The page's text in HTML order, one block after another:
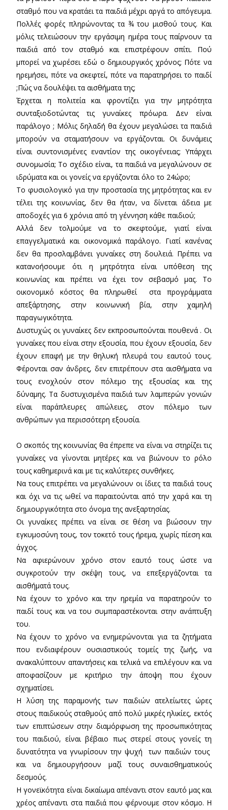
σταθμό που να κρατάει τα παιδιά μέχρι αργά το απόγευμα.
Πολλές φορές πληρώνοντας τα ¾ του μισθού τους. Και
μόλις τελειώσουν την εργάσιμη ημέρα τους παίρνουν τα
παιδιά από τον σταθμό και επιστρέφουν σπίτι. Πού
μπορεί να χωρέσει εδώ ο δημιουργικός χρόνος; Πότε να
ηρεμήσει, πότε να σκεφτεί, πότε να παρατηρήσει το παιδί
;Πώς να δουλέψει τα αισθήματα της;
Έρχεται η πολιτεία και φροντίζει για την μητρότητα
συνταξιοδοτώντας τις γυναίκες πρόωρα. Δεν είναι
παράλογο ; Μόλις δηλαδή θα έχουν μεγαλώσει τα παιδιά
μπορούν να σταματήσουν να εργάζονται. Οι δυνάμεις
είναι συντονισμένες εναντίον της οικογένειας; Υπάρχει
συνομωσία; Το σχέδιο είναι, τα παιδιά να μεγαλώνουν σε
ιδρύματα και οι γονείς να εργάζονται όλο το 24ώρο;
Το φυσιολογικό για την προστασία της μητρότητας και εν
τέλει της κοινωνίας, δεν θα ήταν, να δίνεται άδεια με
αποδοχές για 6 χρόνια από τη γέννηση κάθε παιδιού;
Αλλά δεν τολμούμε να το σκεφτούμε, γιατί είναι
επαγγελματικά και οικονομικά παράλογο. Γιατί κανένας
δεν θα προσλαμβάνει γυναίκες στη δουλειά. Πρέπει να
κατανοήσουμε ότι η μητρότητα είναι υπόθεση της
κοινωνίας και πρέπει να έχει τον σεβασμό μας. Το
οικονομικό κόστος θα πληρωθεί στα προγράμματα
απεξάρτησης, στην κοινωνική βία, στην χαμηλή
παραγωγικότητα.
Δυστυχώς οι γυναίκες δεν εκπροσωπούνται πουθενά . Οι
γυναίκες που είναι στην εξουσία, που έχουν εξουσία, δεν
έχουν επαφή με την θηλυκή πλευρά του εαυτού τους.
Φέρονται σαν άνδρες, δεν επιτρέπουν στα αισθήματα να
τους ενοχλούν στον πόλεμο της εξουσίας και της
δύναμης. Τα δυστυχισμένα παιδιά των λαμπερών γονιών
είναι παράπλευρες απώλειες, στον πόλεμο των
ανθρώπων για περισσότερη εξουσία.
Ο σκοπός της κοινωνίας θα έπρεπε να είναι να στηρίζει τις
γυναίκες να γίνονται μητέρες και να βιώνουν το ρόλο
τους καθημερινά και με τις καλύτερες συνθήκες.
Να τους επιτρέπει να μεγαλώνουν οι ίδιες τα παιδιά τους
και όχι να τις ωθεί να παραιτούνται από την χαρά και τη
δημιουργικότητα στο όνομα της ανεξαρτησίας.
Οι γυναίκες πρέπει να είναι σε θέση να βιώσουν την
εγκυμοσύνη τους, τον τοκετό τους ήρεμα, χωρίς πίεση και
άγχος.
Να αφιερώνουν χρόνο στον εαυτό τους ώστε να
συγκροτούν την σκέψη τους, να επεξεργάζονται τα
αισθήματά τους.
Να έχουν το χρόνο και την ηρεμία να παρατηρούν το
παιδί τους και να του συμπαραστέκονται στην ανάπτυξη
του.
Να έχουν το χρόνο να ενημερώνονται για τα ζητήματα
που ενδιαφέρουν ουσιαστικούς τομείς της ζωής, να
ανακαλύπτουν απαντήσεις και τελικά να επιλέγουν και να
αποφασίζουν με κριτήριο την άποψη που έχουν
σχηματίσει.
Η λύση της παραμονής των παιδιών ατελείωτες ώρες
στους παιδικούς σταθμούς από πολύ μικρές ηλικίες, εκτός
των επιπτώσεων στην διαμόρφωση της προσωπικότητας
του παιδιού, είναι βέβαιο πως στερεί στους γονείς τη
δυνατότητα να γνωρίσουν την ψυχή των παιδιών τους
και να δημιουργήσουν μαζί τους συναισθηματικούς
δεσμούς.
Η γονεϊκότητα είναι δικαίωμα απέναντι στον εαυτό μας και
χρέος απέναντι στα παιδιά που φέρνουμε στον κόσμο. Η